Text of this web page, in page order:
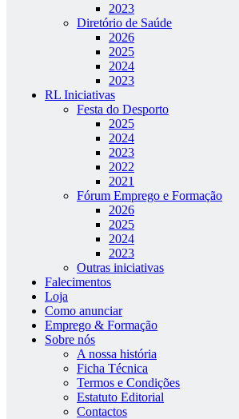
2023
Diretório de Saúde
2026
2025
2024
2023
RL Iniciativas
Festa do Desporto
2025
2024
2023
2022
2021
Fórum Emprego e Formação
2026
2025
2024
2023
Outras iniciativas
Falecimentos
Loja
Como anunciar
Emprego & Formação
Sobre nós
A nossa história
Ficha Técnica
Termos e Condições
Estatuto Editorial
Contactos